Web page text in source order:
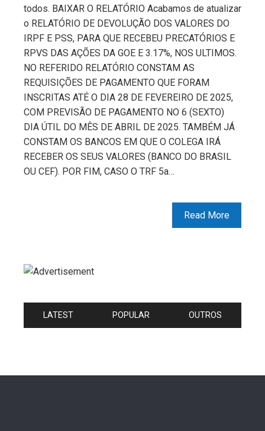
todos. BAIXAR O RELATÓRIO Acabamos de atualizar
o RELATÓRIO DE DEVOLUÇÃO DOS VALORES DO
IRPF E PSS, PARA QUE RECEBEU PRECATÓRIOS E
RPVS DAS AÇÕES DA GOE E 3.17%, NOS ULTIMOS.
NO REFERIDO RELATÓRIO CONSTAM AS
REQUISIÇÕES DE PAGAMENTO QUE FORAM
INSCRITAS ATÉ O DIA 28 DE FEVEREIRO DE 2025,
COM PREVISÃO DE PAGAMENTO NO 6 (SEXTO)
DIA ÚTIL DO MÊS DE ABRIL DE 2025. TAMBÉM JÁ
CONSTAM OS BANCOS EM QUE O COLEGA IRÁ
RECEBER OS SEUS VALORES (BANCO DO BRASIL
OU CEF). POR FIM, CASO O TRF 5a…
Read More
LATEST POPULAR OUTROS